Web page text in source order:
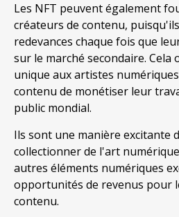
Les NFT peuvent également
créateurs de contenu,
redevances chaque fois que
sur le marché secondaire.
unique aux artistes
contenu de monétiser leur
public mondial.
Ils sont une manière excitante
collectionner de l'art
autres éléments numériques
opportunités de revenus pour
contenu.